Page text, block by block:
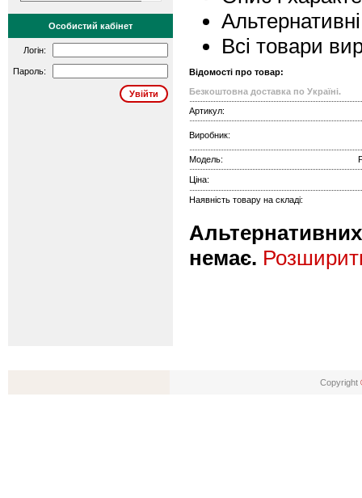
Особистий кабінет
Логін:
Пароль:
Всі товари
Відомості про товар:
Безкоштовна доставка по Україні.
Артикул:
Виробник:
Модель:
Ціна:
Наявність товару на складі:
Альтернативних
немає.
Copyright